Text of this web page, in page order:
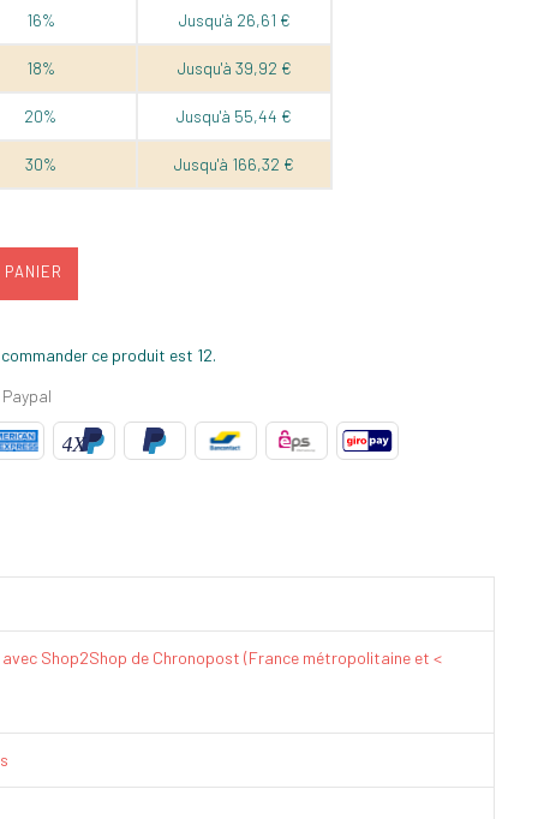
16% Jusqu'à 26,61 €
18% Jusqu'à 39,92 €
20% Jusqu'à 55,44 €
30% Jusqu'à 166,32 €
ce produit est 12.
Shop2Shop de Chronopost (France métropolitaine et <